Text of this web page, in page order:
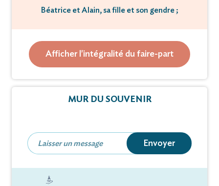
Béatrice et Alain, sa fille et son gendre ;
Ainsi que toute la famille,
M Michel Gilbert Roland Mirebeau
Ses obsèques ont eu lieu dans l’intimité familiale.
Vous pouvez déposer vos messages de
condoléances et témoignages sur ce site.
Afficher l'intégralité du faire-part
MUR DU SOUVENIR
Envoyer